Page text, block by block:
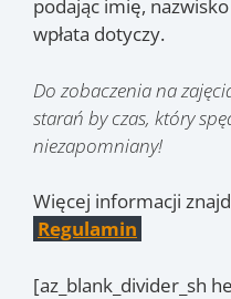
podając imię,
wpłata dotyczy.
Do zobaczenia na
starań by czas, który
niezapomniany!
Więcej informacji
Regulamin
[az_blank_divider_sh